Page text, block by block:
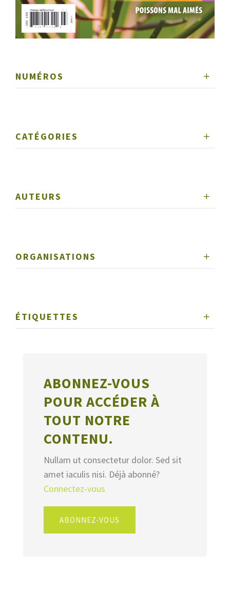
NUMÉROS
CATÉGORIES
AUTEURS
ORGANISATIONS
ÉTIQUETTES
ABONNEZ-VOUS
POUR ACCÉDER À
TOUT NOTRE
CONTENU.
Nullam ut consectetur dolor. Sed sit
amet iaculis nisi. Déjà abonné?
Connectez-vous
ABONNEZ-VOUS